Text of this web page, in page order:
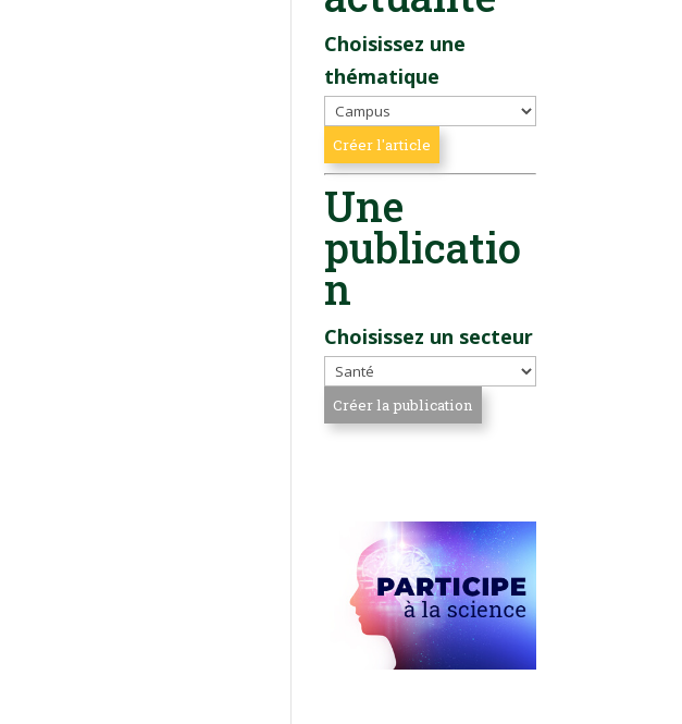
Choisissez une
thématique
Une
publicatio
n
Choisissez un secteur